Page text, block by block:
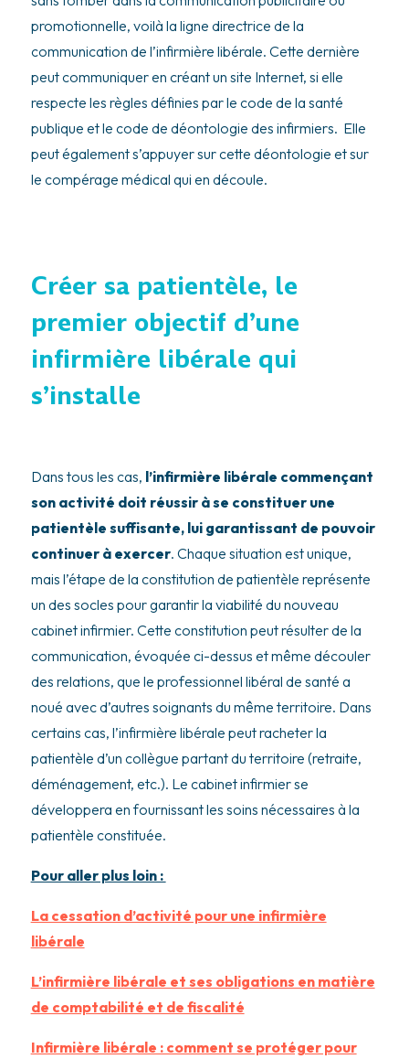
promotionnelle, voilà la ligne directrice de la
communication de l’infirmière libérale. Cette dernière
peut communiquer en créant un site Internet, si elle
respecte les règles définies par le code de la santé
publique et le code de déontologie des infirmiers. Elle
peut également s’appuyer sur cette déontologie et sur
le compérage médical qui en découle.
Créer sa patientèle, le
premier objectif d’une
infirmière libérale qui
s’installe
Dans tous les cas, l’infirmière libérale commençant
son activité doit réussir à se constituer une
patientèle suffisante, lui garantissant de pouvoir
continuer à exercer. Chaque situation est unique,
mais l’étape de la constitution de patientèle représente
un des socles pour garantir la viabilité du nouveau
cabinet infirmier. Cette constitution peut résulter de la
communication, évoquée ci-dessus et même découler
des relations, que le professionnel libéral de santé a
noué avec d’autres soignants du même territoire. Dans
certains cas, l’infirmière libérale peut racheter la
patientèle d’un collègue partant du territoire (retraite,
déménagement, etc.). Le cabinet infirmier se
développera en fournissant les soins nécessaires à la
patientèle constituée.
Pour aller plus loin :
La cessation d’activité pour une infirmière
libérale
L’infirmière libérale et ses obligations en matière
de comptabilité et de fiscalité
Infirmière libérale : comment se protéger pour